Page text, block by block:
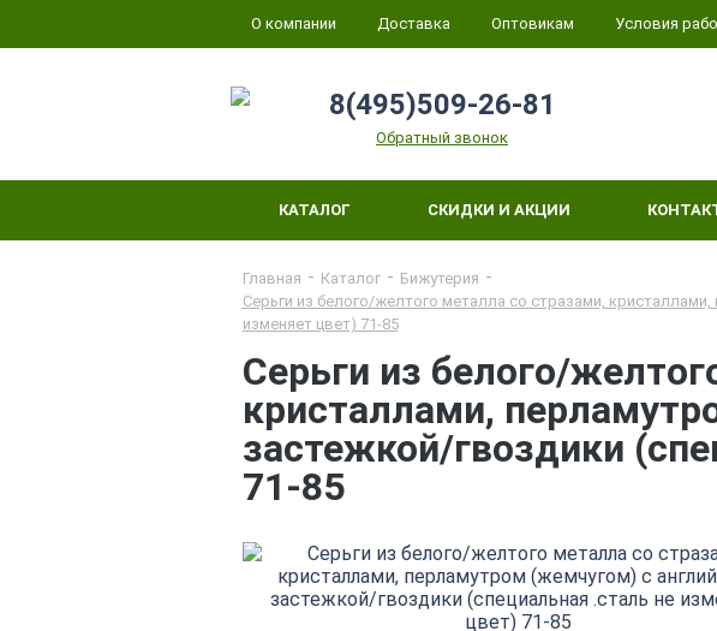
О компании Доставка Оптовикам Условия
8(495)509-26-81
Обратный звонок
КАТАЛОГ СКИДКИ И АКЦИИ
Главная Каталог
Бижутерия
Серьги из белого/желтого металла со стразами,
изменяет цвет) 71-85
Серьги из белого/
кристаллами,
застежкой/гвоздики
71-85